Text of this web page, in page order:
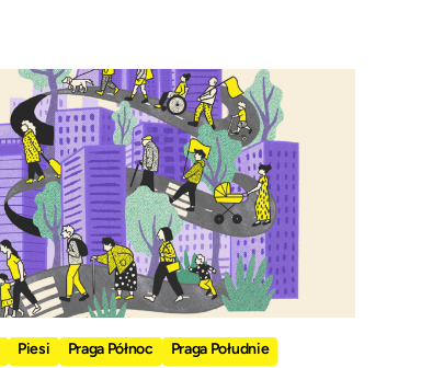
Piesi Praga Północ Praga Południe